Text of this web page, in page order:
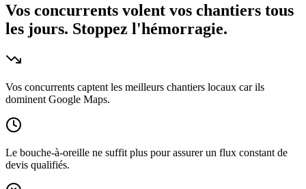
Vos concurrents volent vos chantiers tous
les jours. Stoppez l'hémorragie.
Vos concurrents captent les meilleurs chantiers locaux car ils
dominent Google Maps.
Le bouche-à-oreille ne suffit plus pour assurer un flux constant de
devis qualifiés.